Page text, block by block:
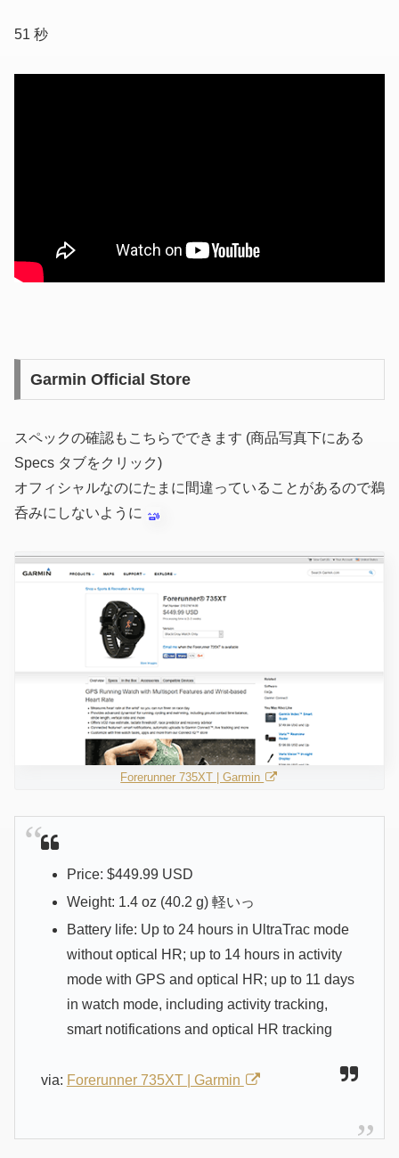
51 秒
Garmin Official Store
スペックの確認もこちらでできます (商品写真下にある
Specs タブをクリック)
オフィシャルなのにたまに間違っていることがあるので鵜
呑みにしないように
Forerunner 735XT | Garmin
Price: $449.99 USD
Weight: 1.4 oz (40.2 g) 軽いっ
Battery life: Up to 24 hours in UltraTrac mode
without optical HR; up to 14 hours in activity
mode with GPS and optical HR; up to 11 days
in watch mode, including activity tracking,
smart notifications and optical HR tracking
via: Forerunner 735XT | Garmin